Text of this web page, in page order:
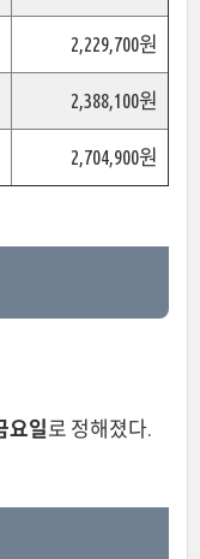
2,229,700원
2,388,100원
2,704,900원
요일로 정해졌다.